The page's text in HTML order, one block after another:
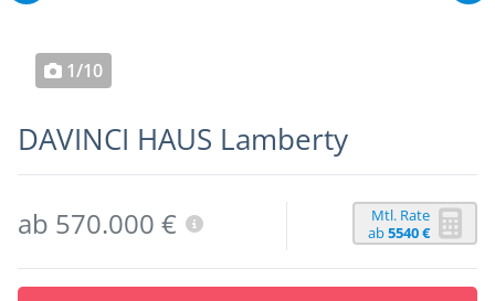
1/10
DAVINCI HAUS Lamberty
ab 570.000 €
Mtl. Rate
ab5540 €